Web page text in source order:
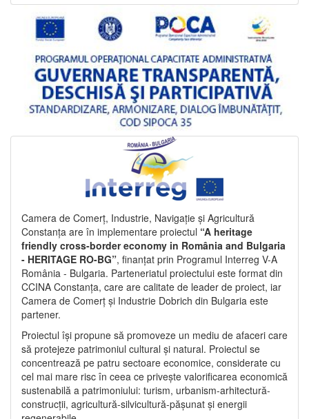
Camera de Comerț, Industrie, Navigație și Agricultură
Constanța are în implementare proiectul “A heritage
friendly cross-border economy in România and Bulgaria
- HERITAGE RO-BG”, finanțat prin Programul Interreg V-A
România - Bulgaria. Parteneriatul proiectului este format din
CCINA Constanța, care are calitate de leader de proiect, iar
Camera de Comerț și Industrie Dobrich din Bulgaria este
partener.
Proiectul își propune să promoveze un mediu de afaceri care
să protejeze patrimoniul cultural și natural. Proiectul se
concentrează pe patru sectoare economice, considerate cu
cel mai mare risc în ceea ce privește valorificarea economică
sustenabilă a patrimoniului: turism, urbanism-arhitectură-
construcții, agricultură-silvicultură-pășunat și energii